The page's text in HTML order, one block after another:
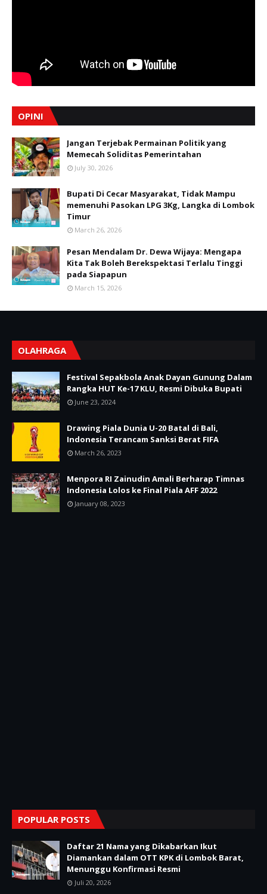
OPINI
Jangan Terjebak Permainan Politik yang
Memecah Soliditas Pemerintahan
July 30, 2026
Bupati Di Cecar Masyarakat, Tidak Mampu
memenuhi Pasokan LPG 3Kg, Langka di Lombok
Timur
March 26, 2026
Pesan Mendalam Dr. Dewa Wijaya: Mengapa
Kita Tak Boleh Berekspektasi Terlalu Tinggi
pada Siapapun
March 15, 2026
OLAHRAGA
Festival Sepakbola Anak Dayan Gunung Dalam
Rangka HUT Ke-17 KLU, Resmi Dibuka Bupati
June 23, 2024
Drawing Piala Dunia U-20 Batal di Bali,
Indonesia Terancam Sanksi Berat FIFA
March 26, 2023
Menpora RI Zainudin Amali Berharap Timnas
Indonesia Lolos ke Final Piala AFF 2022
January 08, 2023
POPULAR POSTS
Daftar 21 Nama yang Dikabarkan Ikut
Diamankan dalam OTT KPK di Lombok Barat,
Menunggu Konfirmasi Resmi
Juli 20, 2026